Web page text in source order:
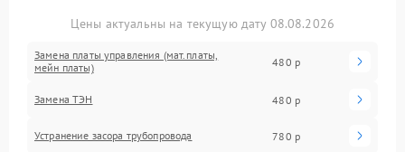
Цены актуальны на текущую дату 08.08.2026
Замена платы управления (мат.платы,
мейн платы)
480 р
Замена ТЭН 480 р
Устранение засора трубопровода 780 р